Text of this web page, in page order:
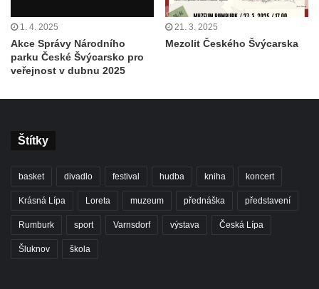
1. 4. 2025
Akce Správy Národního
parku České Švýcarsko pro
veřejnost v dubnu 2025
21. 3. 2025
Mezolit Českého Švýcarska
Štítky
basket divadlo festival hudba kniha koncert
Krásná Lípa Loreta muzeum přednáška představení
Rumburk sport Varnsdorf výstava Česká Lípa
Šluknov škola